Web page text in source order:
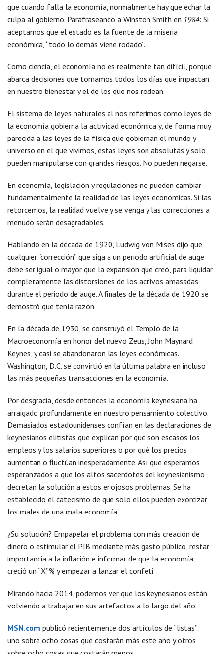
que cuando falla la economía, normalmente hay que echar la
culpa al gobierno. Parafraseando a Winston Smith en 1984: Si
aceptamos que el estado es la fuente de la miseria
económica, “todo lo demás viene rodado”.
Como ciencia, el economía no es realmente tan difícil, porque
abarca decisiones que tomamos todos los días que impactan
en nuestro bienestar y el de los que nos rodean.
El sistema de leyes naturales al nos referimos como leyes de
la economía gobierna la actividad económica y, de forma muy
parecida a las leyes de la física que gobiernan el mundo y
universo en el que vivimos, estas leyes son absolutas y solo
pueden manipularse con grandes riesgos. No pueden negarse.
En economía, legislación y regulaciones no pueden cambiar
fundamentalmente la realidad de las leyes económicas. Si las
retorcemos, la realidad vuelve y se venga y las correcciones a
menudo serán desagradables.
Hablando en la década de 1920, Ludwig von Mises dijo que
cualquier “corrección” que siga a un periodo artificial de auge
debe ser igual o mayor que la expansión que creó, para liquidar
completamente las distorsiones de los activos amasadas
durante el periodo de auge. A finales de la década de 1920 se
demostró que tenía razón.
En la década de 1930, se construyó el Templo de la
Macroeconomía en honor del nuevo Zeus, John Maynard
Keynes, y casi se abandonaron las leyes económicas.
Washington, D.C. se convirtió en la última palabra en incluso
las más pequeñas transacciones en la economía.
Por desgracia, desde entonces la economía keynesiana ha
arraigado profundamente en nuestro pensamiento colectivo.
Demasiados estadounidenses confían en las declaraciones de
keynesianos elitistas que explican por qué son escasos los
empleos y los salarios superiores o por qué los precios
aumentan o fluctúan inesperadamente. Así que esperamos
esperanzados a que los altos sacerdotes del keynesianismo
decretan la solución a estos enojosos problemas. Se ha
establecido el catecismo de que solo ellos pueden exorcizar
los males de una mala economía.
¿Su solución? Empapelar el problema con más creación de
dinero o estimular el PIB mediante más gasto público, restar
importancia a la inflación e informar de que la economía
creció un “X”% y empezar a lanzar el confeti.
Mirando hacia 2014, podemos ver que los keynesianos están
volviendo a trabajar en sus artefactos a lo largo del año.
MSN.com publicó recientemente dos artículos de “listas”:
uno sobre ocho cosas que costarán más este año y otros